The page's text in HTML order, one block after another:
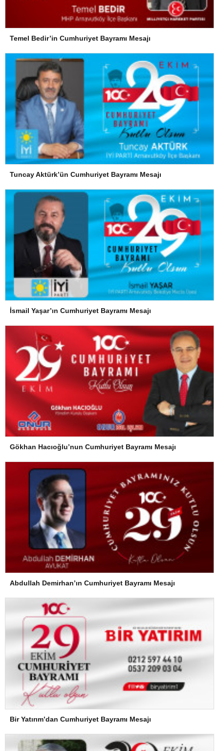
Temel Bedir’in Cumhuriyet Bayramı Mesajı
Tuncay Aktürk’ün Cumhuriyet Bayramı Mesajı
İsmail Yaşar’ın Cumhuriyet Bayramı Mesajı
Gökhan Hacıoğlu’nun Cumhuriyet Bayramı Mesajı
Abdullah Demirhan’ın Cumhuriyet Bayramı Mesajı
Bir Yatırım’dan Cumhuriyet Bayramı Mesajı